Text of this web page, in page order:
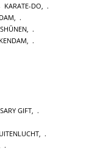
KARATE-DO,
,
,
,
GIFT